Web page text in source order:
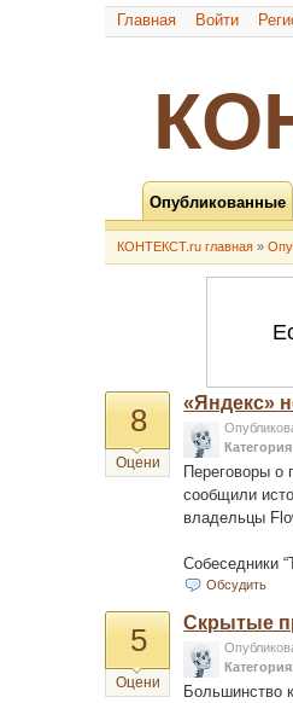
Главная Войти
Опубликованные
КОНТЕКСТ.ru главная »
8
Оцени
«Яндекс»
Категория
Переговоры о
сообщили
владельцы
Собеседники
Обсудить
5
Оцени
Скрытые
Категория
Большинство